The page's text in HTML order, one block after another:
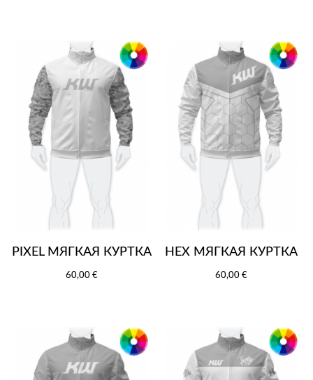
PIXEL МЯГКАЯ КУРТКА
60,00 €
HEX МЯГКАЯ КУРТКА
60,00 €